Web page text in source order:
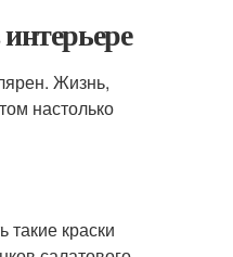
Жизнь,
настолько
краски